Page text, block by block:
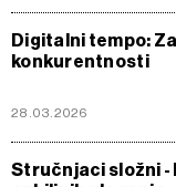
Digitalni tempo:
konkurentnosti
28.03.2026
Stručnjaci složni -